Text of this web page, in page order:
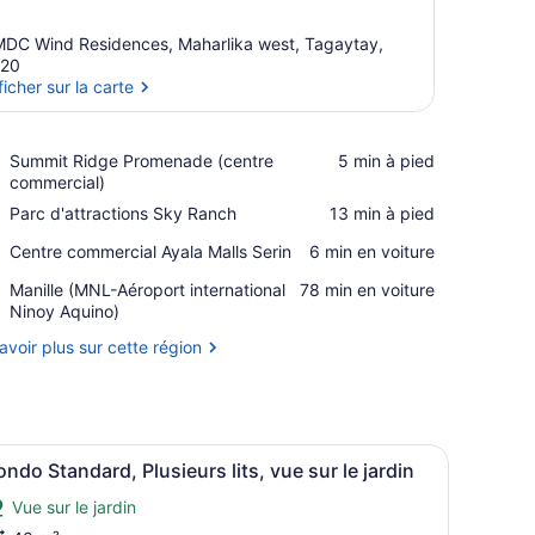
Wind Residences, Maharlika west, Tagaytay,
sur la carte
Summit Ridge Promenade (centre
commercial)
Place,
Summit
Ridge
Promenade
(centre
‪5 min à pied‬
Parc d'attractions Sky Ranch
Place,
d'attractions
Ranch
‪13 min à pied‬
Centre commercial Ayala Malls Serin
Place,
commercial
Ayala
Malls
Serin
‪6 min en voiture‬
Manille (MNL-Aéroport international
Ninoy Aquino)
Airport,
Manille
Aéroport
‪78 min en voiture‬
plus sur cette région
urbain par une fenêtre.
un ventilateur de plafond, une grande fenêtre donnant sur un beau
Un lit bien fait, avec une literie bleue et
3 Standard, Plusieurs lits, vue sur le jardin
Vue sur le jardin